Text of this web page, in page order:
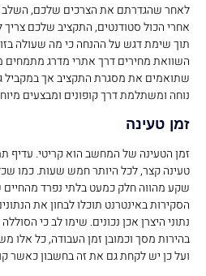
לאחר שהגדרתם את הצרכים שלכם,
אחרי הכול סטודנטים, התקציב שלכם צריך
תוך שימת דגש על ההנחה כי מה שעולה
השוואת מחירים דרך אתרי מדרג מתמחים
שתואמים את מסגרת התקציב אך
נוחה ומשתלמת דרך קופונים ומבצעים
זמן טעינה
זמן הטעינה של המחשב הוא קריטי. עדיף
טעינה קצר, לכל היותר חמש שעות. כמו
שקע מהווה חלק כמעט בלתי נפרד מהחיים
הסקירות באינטרנט תוכלו לבחון את
נתוני היצרן אכן נכונים. שימו לב כי
בהירות מסך וכמובן זמן העבודה, כל אלו
ועל כן יש לקחת גם את זה בחשבון כאשר